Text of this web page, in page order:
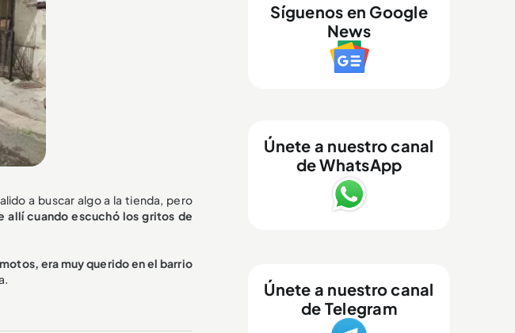
a buscar algo a la tienda, pero
allí cuando escuchó los gritos de
era muy querido en el barrio
Síguenos en Google
News
Únete a nuestro canal
de WhatsApp
Únete a nuestro canal
de Telegram